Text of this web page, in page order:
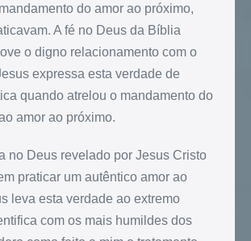
do amor ao próximo,
A fé no Deus da Bíblia
o digno relacionamento com o
expressa esta verdade de
quando atrelou o mandamento do
amor ao próximo.
no Deus revelado por Jesus Cristo
praticar um autêntico amor ao
leva esta verdade ao extremo
com os mais humildes dos